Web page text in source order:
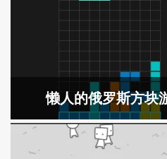
懒人的俄罗斯方块